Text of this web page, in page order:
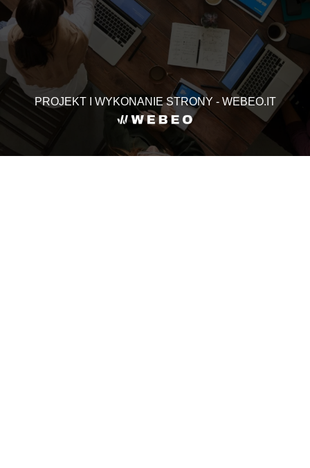
PROJEKT I WYKONANIE STRONY - WEBEO.IT